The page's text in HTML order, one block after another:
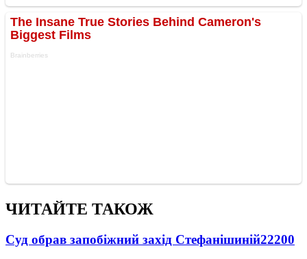
ЧИТАЙТЕ ТАКОЖ
Суд обрав запобіжний захід Стефанішиній22200